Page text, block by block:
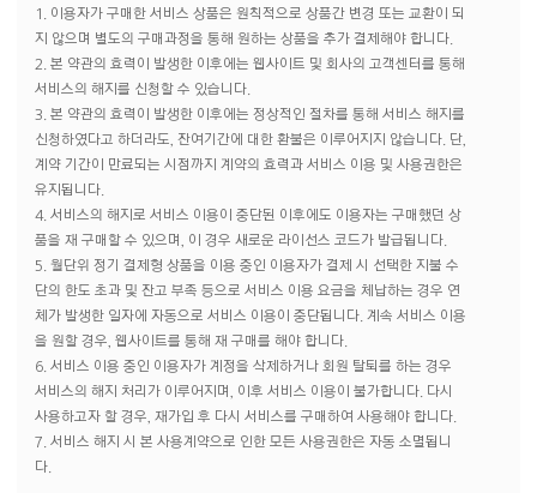
1. 이용자가 구매한 서비스 상품은 원칙적으로 상품간 변경 또는 교환이 되
지 않으며 별도의 구매과정을 통해 원하는 상품을 추가 결제해야 합니다.
2. 본 약관의 효력이 발생한 이후에는 웹사이트 및 회사의 고객센터를 통해
서비스의 해지를 신청할 수 있습니다.
3. 본 약관의 효력이 발생한 이후에는 정상적인 절차를 통해 서비스 해지를
신청하였다고 하더라도, 잔여기간에 대한 환불은 이루어지지 않습니다. 단,
계약 기간이 만료되는 시점까지 계약의 효력과 서비스 이용 및 사용권한은
유지됩니다.
4. 서비스의 해지로 서비스 이용이 중단된 이후에도 이용자는 구매했던 상
품을 재 구매할 수 있으며, 이 경우 새로운 라이선스 코드가 발급됩니다.
5. 월단위 정기 결제형 상품을 이용 중인 이용자가 결제 시 선택한 지불 수
단의 한도 초과 및 잔고 부족 등으로 서비스 이용 요금을 체납하는 경우 연
체가 발생한 일자에 자동으로 서비스 이용이 중단됩니다. 계속 서비스 이용
을 원할 경우, 웹사이트를 통해 재 구매를 해야 합니다.
6. 서비스 이용 중인 이용자가 계정을 삭제하거나 회원 탈퇴를 하는 경우
서비스의 해지 처리가 이루어지며, 이후 서비스 이용이 불가합니다. 다시
사용하고자 할 경우, 재가입 후 다시 서비스를 구매하여 사용해야 합니다.
7. 서비스 해지 시 본 사용계약으로 인한 모든 사용권한은 자동 소멸됩니
다.